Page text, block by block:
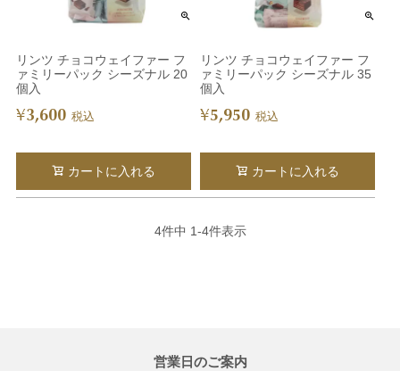
リンツ チョコウェイファー フ
ァミリーパック シーズナル 20
個入
¥3,600 税込
カートに入れる
リンツ チョコウェイファー フ
ァミリーパック シーズナル 35
個入
¥5,950 税込
カートに入れる
4件中 1-4件表示
営業日のご案内